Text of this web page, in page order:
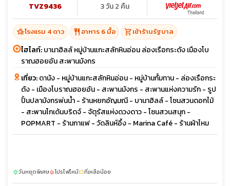
TVZ9436
3 วัน 2 คืน
hotel_classโรงแรม 4 ดาว restaurant อาหาร 6 มื้อ shopping_cartเข้าร้านรัฐบาล
ไฮไลท์:บานาฮิลล์ หมู่บ้านแกะสลักหินอ่อน ล่องเรือกระดัง เมืองโบ
ราณฮอยอัน สะพานมังกร
เที่ยว:ดานัง - หมู่บ้านแกะสลักหินอ่อน - หมู่บ้านกั้มทาน - ล่องเรือกระ
ดัง - เมืองโบราณฮอยอัน - สะพานมังกร - สะพานแห่งความรัก - รูป
ปั้นปลามังกรพ่นน้ำ - ร้านหยกอัญมณี - บานาฮิลล์ - โซนสวนดอกไม้
- สะพานโกเด้นบริดจ์ - จัตุรัสแห่งดวงดาว - โซนสวนสนุก -
POPMART - ร้านกาแฟ - วัดลินห์อึ้ง - Marina Café - ร้านผ้าไหม
sunnyวันหยุดพิเศษlocal_fire_departmentโปรไฟไหม้confirmation_numberที่เหลือน้อย